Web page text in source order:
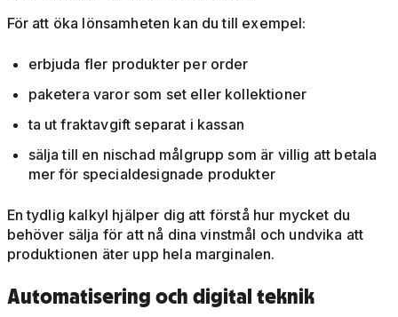
För att öka lönsamheten kan du till exempel:
erbjuda fler produkter per order
paketera varor som set eller kollektioner
ta ut fraktavgift separat i kassan
sälja till en nischad målgrupp som är villig att betala
mer för specialdesignade produkter
En tydlig kalkyl hjälper dig att förstå hur mycket du
behöver sälja för att nå dina vinstmål och undvika att
produktionen äter upp hela marginalen.
Automatisering och digital teknik